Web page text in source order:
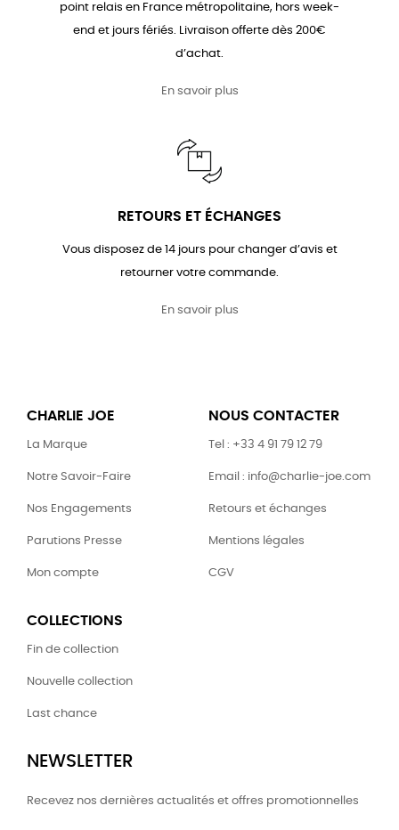
point relais en France métropolitaine, hors week-
end et jours fériés. Livraison offerte dès 200€
d’achat.
En savoir plus
RETOURS ET ÉCHANGES
Vous disposez de 14 jours pour changer d’avis et
retourner votre commande.
En savoir plus
CHARLIE JOE
La Marque
Notre Savoir-Faire
Nos Engagements
Parutions Presse
Mon compte
NOUS CONTACTER
Tel : +33 4 91 79 12 79
Email : info@charlie-joe.com
Retours et échanges
Mentions légales
CGV
COLLECTIONS
Fin de collection
Nouvelle collection
Last chance
NEWSLETTER
Recevez nos dernières actualités et offres promotionnelles